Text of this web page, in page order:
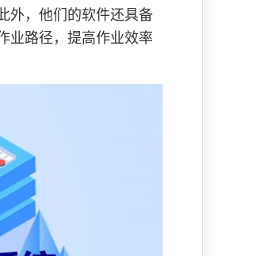
外，他们的软件还具备
业路径，提高作业效率